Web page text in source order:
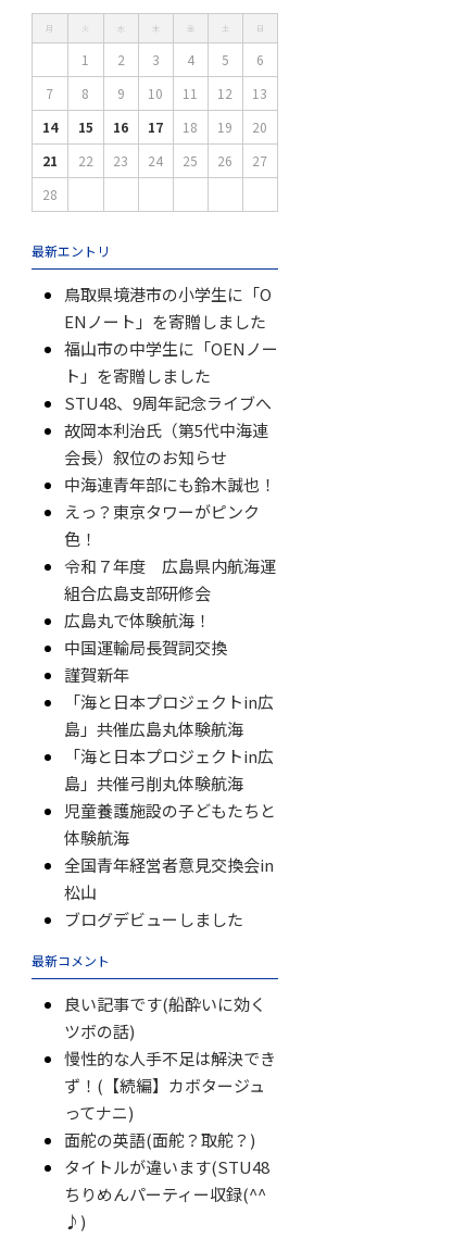
月 火 水 木 金 土 日
1 2 3 4 5
6
7
8 9 10 11 12
13
14
15 16 17 18 19
20
21
22 23 24 25 26
27
28
最新エントリ
鳥取県境港市の小学生に「O
ENノート」を寄贈しました
福山市の中学生に「OENノー
ト」を寄贈しました
STU48、9周年記念ライブへ
故岡本利治氏（第5代中海連
会長）叙位のお知らせ
中海連青年部にも鈴木誠也！
えっ？東京タワーがピンク
色！
令和７年度 広島県内航海運
組合広島支部研修会
広島丸で体験航海！
中国運輸局長賀詞交換
謹賀新年
「海と日本プロジェクトin広
島」共催広島丸体験航海
「海と日本プロジェクトin広
島」共催弓削丸体験航海
児童養護施設の子どもたちと
体験航海
全国青年経営者意見交換会in
松山
ブログデビューしました
最新コメント
良い記事です(船酔いに効く
ツボの話)
慢性的な人手不足は解決でき
ず！(【続編】カボタージュ
ってナニ)
面舵の英語(面舵？取舵？)
タイトルが違います(STU48
ちりめんパーティー収録(^^
♪)